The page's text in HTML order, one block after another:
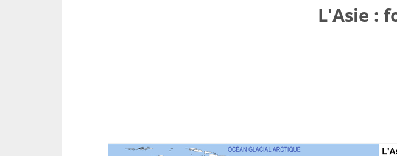
L'Asie :